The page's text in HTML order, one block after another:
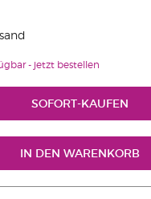
- jetzt bestellen